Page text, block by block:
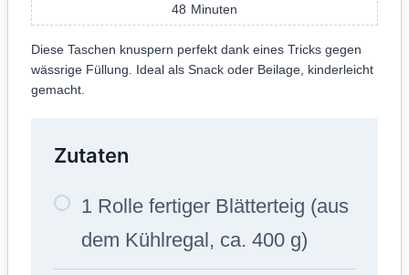
48 Minuten
Diese Taschen knuspern perfekt dank eines Tricks gegen
wässrige Füllung. Ideal als Snack oder Beilage, kinderleicht
gemacht.
Zutaten
1 Rolle fertiger Blätterteig (aus
dem Kühlregal, ca. 400 g)